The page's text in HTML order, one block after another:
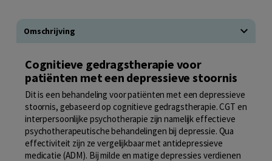
Omschrijving
Cognitieve gedragstherapie voor
patiënten met een depressieve stoornis
Dit is een behandeling voor patiënten met een depressieve
stoornis, gebaseerd op cognitieve gedragstherapie. CGT en
interpersoonlijke psychotherapie zijn namelijk effectieve
psychotherapeutische behandelingen bij depressie. Qua
effectiviteit zijn ze vergelijkbaar met antidepressieve
medicatie (ADM). Bij milde en matige depressies verdienen